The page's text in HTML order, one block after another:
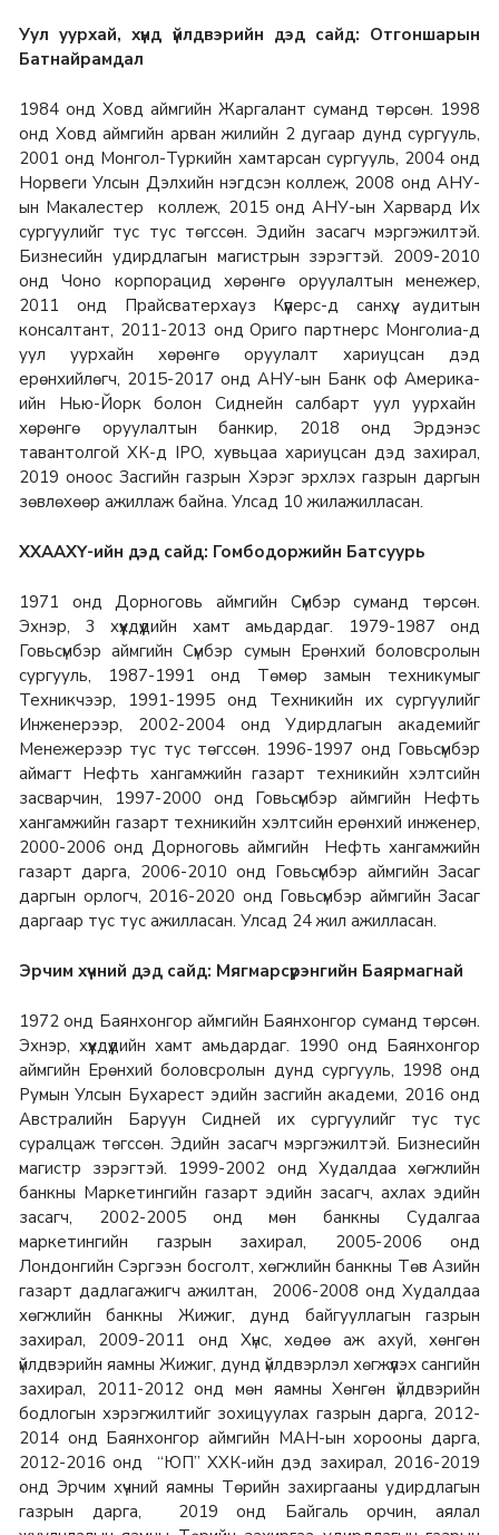
Уул уурхай, хүнд үйлдвэрийн дэд сайд: Отгоншарын
Батнайрамдал
1984 онд Ховд аймгийн Жаргалант суманд төрсөн. 1998
онд Ховд аймгийн арван жилийн 2 дугаар дунд сургууль,
2001 онд Монгол-Туркийн хамтарсан сургууль, 2004 онд
Норвеги Улсын Дэлхийн нэгдсэн коллеж, 2008 онд АНУ-
ын Макалестер коллеж, 2015 онд АНУ-ын Харвард Их
сургуулийг тус тус төгссөн. Эдийн засагч мэргэжилтэй.
Бизнесийн удирдлагын магистрын зэрэгтэй. 2009-2010
онд Чоно корпорацид хөрөнгө оруулалтын менежер,
2011 онд Прайсватерхауз Күүперс-д санхүү, аудитын
консалтант, 2011-2013 онд Ориго партнерс Монголиа-д
уул уурхайн хөрөнгө оруулалт хариуцсан дэд
ерөнхийлөгч, 2015-2017 онд АНУ-ын Банк оф Америка-
ийн Нью-Йорк болон Сиднейн салбарт уул уурхайн
хөрөнгө оруулалтын банкир, 2018 онд Эрдэнэс
тавантолгой ХК-д IPO, хувьцаа хариуцсан дэд захирал,
2019 оноос Засгийн газрын Хэрэг эрхлэх газрын даргын
зөвлөхөөр ажиллаж байна. Улсад 10 жилажилласан.
ХХААХҮ-ийн дэд сайд: Гомбодоржийн Батсуурь
1971 онд Дорноговь аймгийн Сүмбэр суманд төрсөн.
Эхнэр, 3 хүүхдүүдийн хамт амьдардаг. 1979-1987 онд
Говьсүмбэр аймгийн Сүмбэр сумын Ерөнхий боловсролын
сургууль, 1987-1991 онд Төмөр замын техникумыг
Техникчээр, 1991-1995 онд Техникийн их сургуулийг
Инженерээр, 2002-2004 онд Удирдлагын академийг
Менежерээр тус тус төгссөн. 1996-1997 онд Говьсүмбэр
аймагт Нефть хангамжийн газарт техникийн хэлтсийн
засварчин, 1997-2000 онд Говьсүмбэр аймгийн Нефть
хангамжийн газарт техникийн хэлтсийн ерөнхий инженер,
2000-2006 онд Дорноговь аймгийн Нефть хангамжийн
газарт дарга, 2006-2010 онд Говьсүмбэр аймгийн Засаг
даргын орлогч, 2016-2020 онд Говьсүмбэр аймгийн Засаг
даргаар тус тус ажилласан. Улсад 24 жил ажилласан.
Эрчим хүчний дэд сайд: Мягмарсүрэнгийн Баярмагнай
1972 онд Баянхонгор аймгийн Баянхонгор суманд төрсөн.
Эхнэр, хүүхдүүдийн хамт амьдардаг. 1990 онд Баянхонгор
аймгийн Ерөнхий боловсролын дунд сургууль, 1998 онд
Румын Улсын Бухарест эдийн засгийн академи, 2016 онд
Австралийн Баруун Сидней их сургуулийг тус тус
суралцаж төгссөн. Эдийн засагч мэргэжилтэй. Бизнесийн
магистр зэрэгтэй. 1999-2002 онд Худалдаа хөгжлийн
банкны Маркетингийн газарт эдийн засагч, ахлах эдийн
засагч, 2002-2005 онд мөн банкны Судалгаа
маркетингийн газрын захирал, 2005-2006 онд
Лондонгийн Сэргээн босголт, хөгжлийн банкны Төв Азийн
газарт дадлагажигч ажилтан, 2006-2008 онд Худалдаа
хөгжлийн банкны Жижиг, дунд байгууллагын газрын
захирал, 2009-2011 онд Хүнс, хөдөө аж ахуй, хөнгөн
үйлдвэрийн яамны Жижиг, дунд үйлдвэрлэл хөгжүүлэх сангийн
захирал, 2011-2012 онд мөн яамны Хөнгөн үйлдвэрийн
бодлогын хэрэгжилтийг зохицуулах газрын дарга, 2012-
2014 онд Баянхонгор аймгийн МАН-ын хорооны дарга,
2012-2016 онд “ЮП” ХХК-ийн дэд захирал, 2016-2019
онд Эрчим хүчний яамны Төрийн захиргааны удирдлагын
газрын дарга, 2019 онд Байгаль орчин, аялал